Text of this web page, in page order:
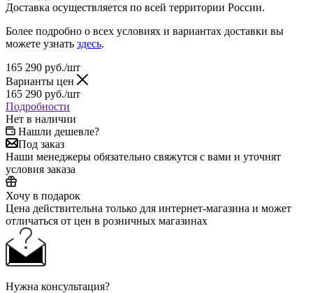
Доставка осуществляется по всей территории России.
Более подробно о всех условиях и вариантах доставки вы
можете узнать здесь.
165 290 руб./шт
Варианты цен
165 290 руб./шт
Подробности
Нет в наличии
Нашли дешевле?
Под заказ
Наши менеджеры обязательно свяжутся с вами и уточнят
условия заказа
Хочу в подарок
Цена действительна только для интернет-магазина и может
отличаться от цен в розничных магазинах
Нужна консультация?